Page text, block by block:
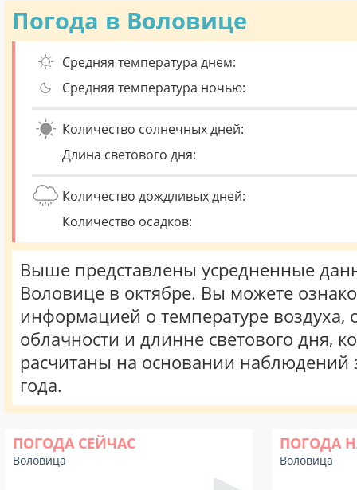
Погода в Воловице
Средняя температура днем:
Средняя температура ночью:
Количество солнечных дней:
Длина светового дня:
Количество дождливых дней:
Количество осадков:
Выше представлены усредненные
Воловице в октябре. Вы можете
информацией о температуре воздуха,
облачности и длинне светового дня,
расчитаны на основании наблюдений
года.
ПОГОДА СЕЙЧАС
Воловица
ПОГОДА
Воловица